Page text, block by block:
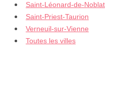
Saint-Léonard-de-Noblat
Saint-Priest-Taurion
Verneuil-sur-Vienne
Toutes les villes